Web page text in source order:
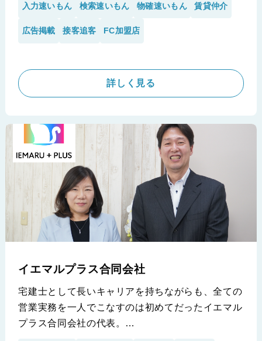
し、1件あたりわずか2〜3分という驚異的なスピー
ドでの物件登録を実現しました。空室情報の即時更
格コミットや新人への育成へと繋げ、効率的な働き
方を実現しています。
入力速いもん 検索速いもん 物確速いもん 賃貸仲介
広告掲載 接客追客 FC加盟店
詳しく見る
イエマルプラス合同会社
宅建士として長いキャリアを持ちながらも、全ての
営業実務を一人でこなすのは初めてだったイエマル
プラス合同会社の代表。